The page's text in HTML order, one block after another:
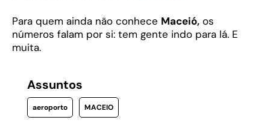
Para quem ainda não conhece Maceió, os
números falam por si: tem gente indo para lá. E
muita.
Assuntos
aeroporto MACEIO